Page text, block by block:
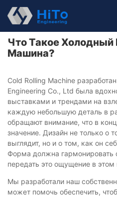
Что Такое
Машина?
Cold Rolling Machine
Engineering Co., Ltd была
выставками и трендами на
каждую небольшую деталь в
обращают внимание, что в
значение. Дизайн не только о
выглядит, но и о том, как он
Форма должна гармонировать
передать это ощущение в этом
Мы разработали наш
может помочь обеспечить,